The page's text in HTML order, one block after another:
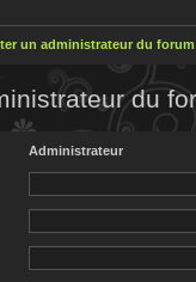
un administrateur du forum
du
Administrateur